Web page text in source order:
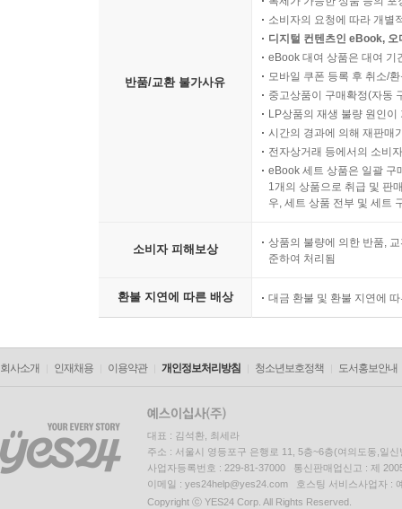
반품/교환 불가사유
소비자의 요청에 따라 개별
디지털 컨텐츠인 eBook,
eBook 대여 상품은 대여 기
모바일 쿠폰 등록 후 취소/
중고상품이 구매확정(자동
LP상품의 재생 불량 원인
시간의 경과에 의해 재판매
전자상거래 등에서의 소비
eBook 세트 상품은 일괄 구
1개의 상품으로 취급 및 판
우, 세트 상품 전부 및 세트
소비자 피해보상
상품의 불량에 의한 반품,
준하여 처리됨
환불 지연에 따른 배상 대금 환불 및 환불 지연에
회사소개 인재채용 이용약관 개인정보처리방침 청소년보호정책 도서홍보안내
대표 : 김석환, 최세라
주소 : 서울시 영등포구 은행로 11, 5층~6층(여의도동,일신
사업자등록번호 : 229-81-37000 통신판매업신고 : 제
이메일 : yes24help@yes24.com 호스팅 서비스사업자 :
Copyright ⓒ YES24 Corp. All Rights Reserved.